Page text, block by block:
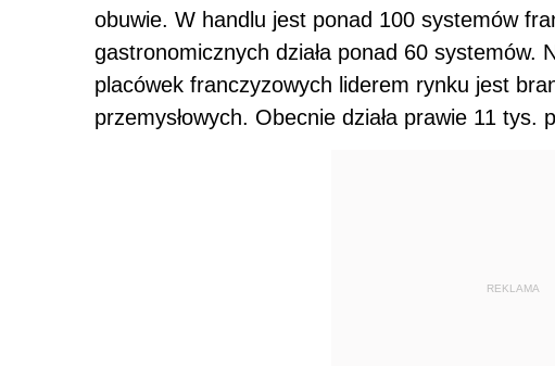
obuwie. W handlu jest ponad 100 systemów
gastronomicznych działa ponad 60 systemów.
placówek franczyzowych liderem rynku jest
przemysłowych. Obecnie działa prawie 11
REKLAMA